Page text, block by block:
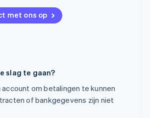
met ons op
slag te gaan?
om betalingen te kunnen
of bankgegevens zijn niet